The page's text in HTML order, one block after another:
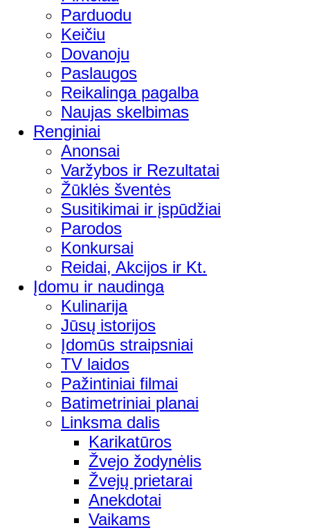
Parduodu
Keičiu
Dovanoju
Paslaugos
Reikalinga pagalba
Naujas skelbimas
Renginiai
Anonsai
Varžybos ir Rezultatai
Žūklės šventės
Susitikimai ir įspūdžiai
Parodos
Konkursai
Reidai, Akcijos ir Kt.
Įdomu ir naudinga
Kulinarija
Jūsų istorijos
Įdomūs straipsniai
TV laidos
Pažintiniai filmai
Batimetriniai planai
Linksma dalis
Karikatūros
Žvejo žodynėlis
Žvejų prietarai
Anekdotai
Vaikams